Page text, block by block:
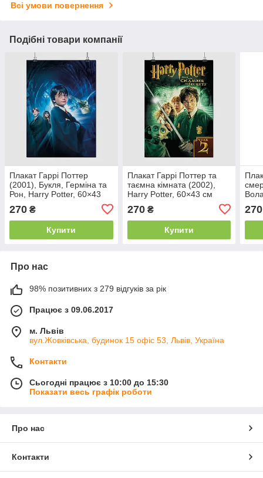
Всі умови повернення
Подібні товари компанії
Плакат Гаррі Поттер
(2001), Букля, Герміна та
Рон, Harry Potter, 60×43
270 ₴
Купити
Плакат Гаррі Поттер та
таємна кімната (2002),
Harry Potter, 60×43 см
270₴
Купити
270
Про нас
98% позитивних з 279 відгуків за рік
Працює з 09.06.2017
м. Львів
вул.Жовківська, будинок 15 офіс 53, Львів, Україна
Контакти
Сьогодні працює з 10:00 до 15:30
Показати весь графік роботи
Про нас
Контакти